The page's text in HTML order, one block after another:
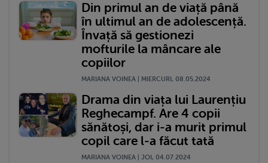
Din primul an de viață până
în ultimul an de adolescență.
Învață să gestionezi
mofturile la mâncare ale
copiilor
MARIANA VOINEA | MIERCURI, 08.05.2024
Drama din viața lui Laurențiu
Reghecampf. Are 4 copii
sănătoși, dar i-a murit primul
copil care l-a făcut tată
MARIANA VOINEA | JOI, 04.07.2024